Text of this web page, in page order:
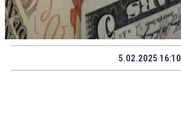
5.02.2025 16:10